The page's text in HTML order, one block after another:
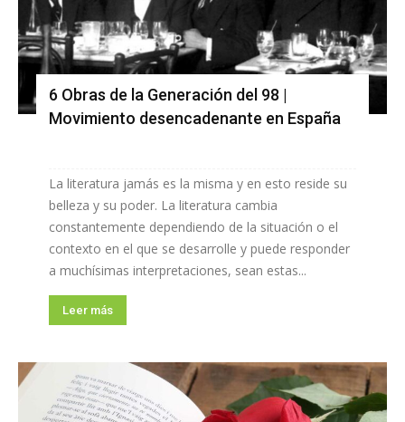
6 Obras de la Generación del 98 |
Movimiento desencadenante en España
La literatura jamás es la misma y en esto reside su
belleza y su poder. La literatura cambia
constantemente dependiendo de la situación o el
contexto en el que se desarrolle y puede responder
a muchísimas interpretaciones, sean estas...
Leer más